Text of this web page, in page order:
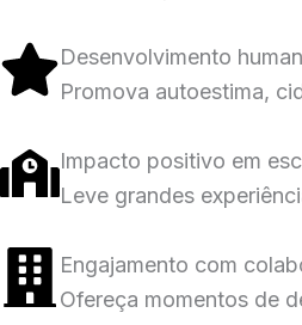
Desenvolvimento
Promova autoestima,
Impacto positivo em
Leve grandes
Engajamento com
Ofereça momentos de